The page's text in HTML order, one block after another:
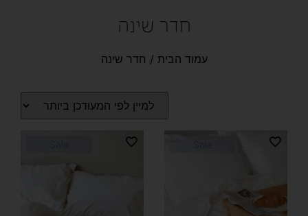
חדר שינה
עמוד הבית / חדר שינה